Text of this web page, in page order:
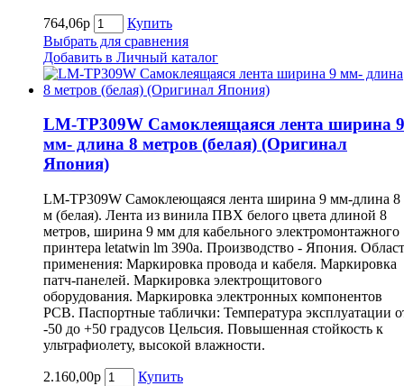
764,06р
Купить
Выбрать для сравнения
Добавить в Личный каталог
LM-TP309W Самоклеящаяся лента ширина 9
мм- длина 8 метров (белая) (Оригинал
Япония)
LM-TP309W Самоклеющаяся лента ширина 9 мм-длина 8
м (белая). Лента из винила ПВХ белого цвета длиной 8
метров, ширина 9 мм для кабельного электромонтажного
принтера letatwin lm 390a. Производство - Япония.
применения: Маркировка провода и кабеля. Маркировка
патч-панелей. Маркировка электрощитового
оборудования. Маркировка электронных компонентов
РСВ. Паспортные таблички: Температура эксплуатации
-50 до +50 градусов Цельсия. Повышенная стойкость к
ультрафиолету, высокой влажности.
2.160,00р
Купить